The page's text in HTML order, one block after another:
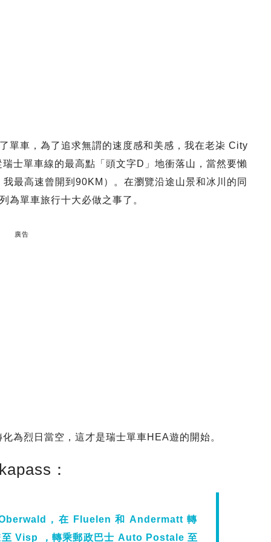
單車，為了追求無謂的速度感和美感，我在老㭍 City
士單車線的最高點「頭文字D」地衝落山，當然要懶
最高速曾開到90KM）。在瀏覽沿途山景和冰川的同
為單車旅行十大必做之事了。
廣告
為烈日當空，這才是瑞士單車HEA遊的開始。
：
，在 Fluelen 和 Andermatt 轉
Visp ，轉乘郵政巴士 Auto Postale 至